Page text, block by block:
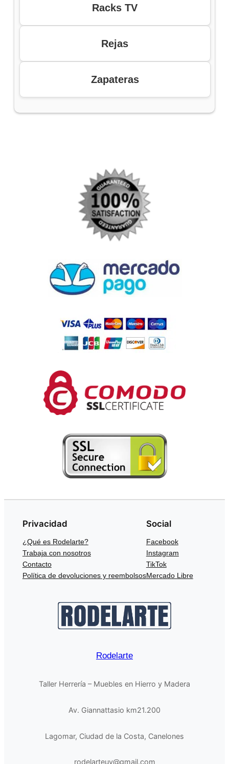
Racks TV
Rejas
Zapateras
Rodelarte
Taller Herrería – Muebles en Hierro y Madera
Av. Giannattasio km21.200
Lagomar, Ciudad de la Costa, Canelones
rodelarteuy@gmail.com
Privacidad
¿Qué es Rodelarte?
Trabaja con nosotros
Contacto
Política de devoluciones y reembolsos
Social
Facebook
Instagram
TikTok
Mercado Libre